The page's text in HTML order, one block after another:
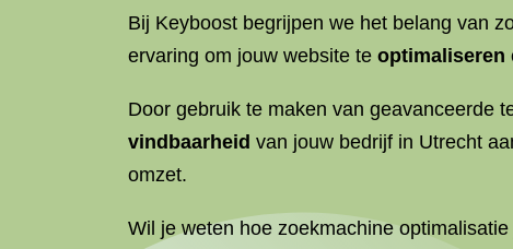
Bij Keyboost begrijpen we het belang van
ervaring om jouw website te optimaliseren
Door gebruik te maken van geavanceerde
vindbaarheid van jouw bedrijf in Utrecht
omzet.
Wil je weten hoe zoekmachine